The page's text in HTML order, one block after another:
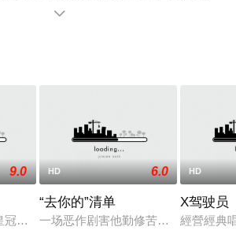
清未删减完整版电影大全就上星辰电

9.0
冠影视有限公司 荣誉出品观看地址http://
HD 6.0
“去你的”清单
一场恶作剧害他勤修苦读的高三努力
HD
X驾驶员
經營經典